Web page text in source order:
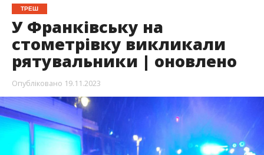
ТРЕШ
У Франківську на
стометрівку викликали
рятувальники | оновлено
Опубліковано 19.11.2023